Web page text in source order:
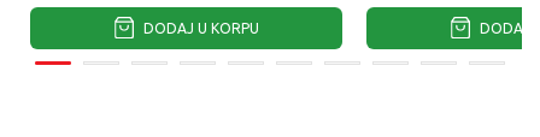
DODAJ U KORPU DODAJ